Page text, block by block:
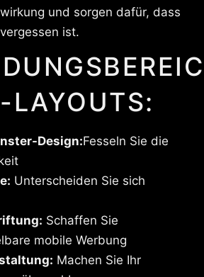
und sorgen dafür, dass
ist.
LAYOUTS:
Design:Fesseln Sie die
Unterscheiden Sie sich
Schaffen Sie
mobile Werbung
Machen Sie Ihr